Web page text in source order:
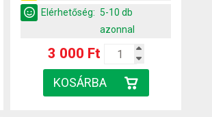
Elérhetőség: 5-10 db
azonnal
3 000 Ft